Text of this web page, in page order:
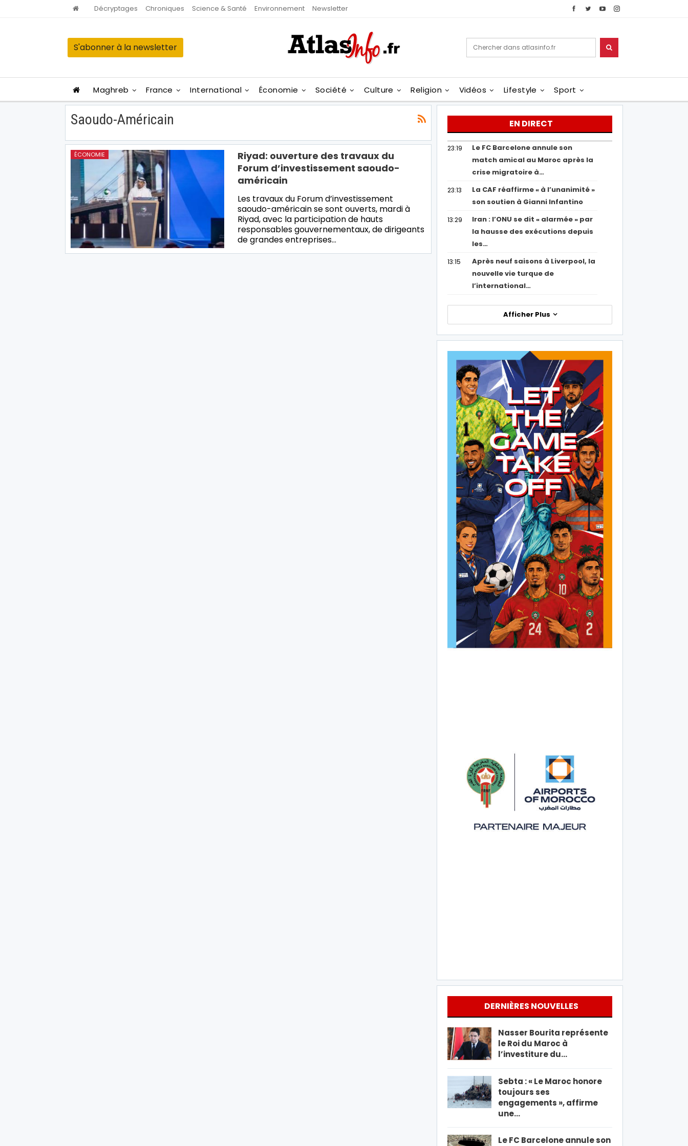
Décryptages Chroniques Science & Santé Environnement Newsletter
S'abonner à la newsletter
Maghreb France International Économie Société Culture Religion Vidéos Lifestyle Sport
Saoudo-Américain
ÉCONOMIE
Riyad: ouverture des travaux du
Forum d’investissement saoudo-
américain
Les travaux du Forum d’investissement
saoudo-américain se sont ouverts, mardi à
Riyad, avec la participation de hauts
responsables gouvernementaux, de dirigeants
de grandes entreprises…
EN DIRECT
23:19
Le FC Barcelone annule son
match amical au Maroc après la
crise migratoire à…
23:13
La CAF réaffirme « à l’unanimité »
son soutien à Gianni Infantino
13:29
Iran : l’ONU se dit « alarmée » par
la hausse des exécutions depuis
les…
13:15
Après neuf saisons à Liverpool, la
nouvelle vie turque de
l’international…
Afficher Plus
DERNIÈRES NOUVELLES
Nasser Bourita représente
le Roi du Maroc à
l’investiture du…
Sebta : « Le Maroc honore
toujours ses
engagements », affirme
une…
Le FC Barcelone annule son